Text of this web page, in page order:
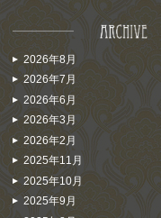
2026年8月
2026年7月
2026年6月
2026年3月
2026年2月
2025年11月
2025年10月
2025年9月